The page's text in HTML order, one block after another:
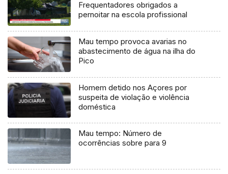
Frequentadores obrigados a
pernoitar na escola profissional
Mau tempo provoca avarias no
abastecimento de água na ilha do
Pico
Homem detido nos Açores por
suspeita de violação e violência
doméstica
Mau tempo: Número de
ocorrências sobre para 9